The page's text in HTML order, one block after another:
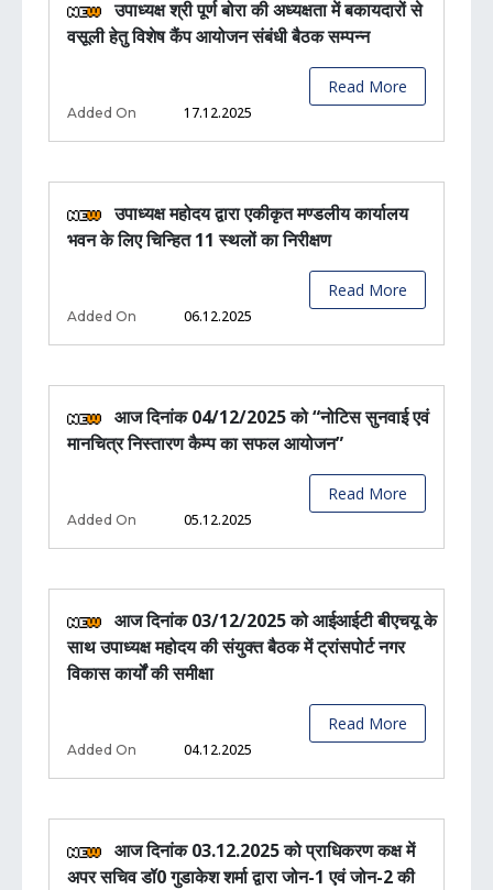
उपाध्यक्ष श्री पूर्ण बोरा की अध्यक्षता में बकायदारों से
वसूली हेतु विशेष कैंप आयोजन संबंधी बैठक सम्पन्न
Read More
Added On 17.12.2025
उपाध्यक्ष महोदय द्वारा एकीकृत मण्डलीय कार्यालय
भवन के लिए चिन्हित 11 स्थलों का निरीक्षण
Read More
Added On 06.12.2025
आज दिनांक 04/12/2025 को “नोटिस सुनवाई एवं
मानचित्र निस्तारण कैम्प का सफल आयोजन”
Read More
Added On 05.12.2025
आज दिनांक 03/12/2025 को आईआईटी बीएचयू के
साथ उपाध्यक्ष महोदय की संयुक्त बैठक में ट्रांसपोर्ट नगर
विकास कार्यों की समीक्षा
Read More
Added On 04.12.2025
आज दिनांक 03.12.2025 को प्राधिकरण कक्ष में
अपर सचिव डॉ0 गुडाकेश शर्मा द्वारा जोन-1 एवं जोन-2 की